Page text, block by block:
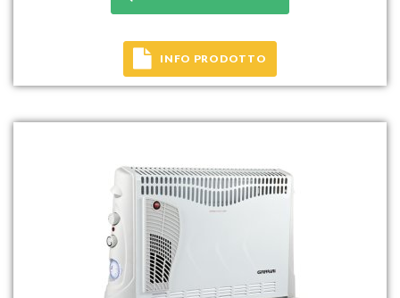
INFO PRODOTTO